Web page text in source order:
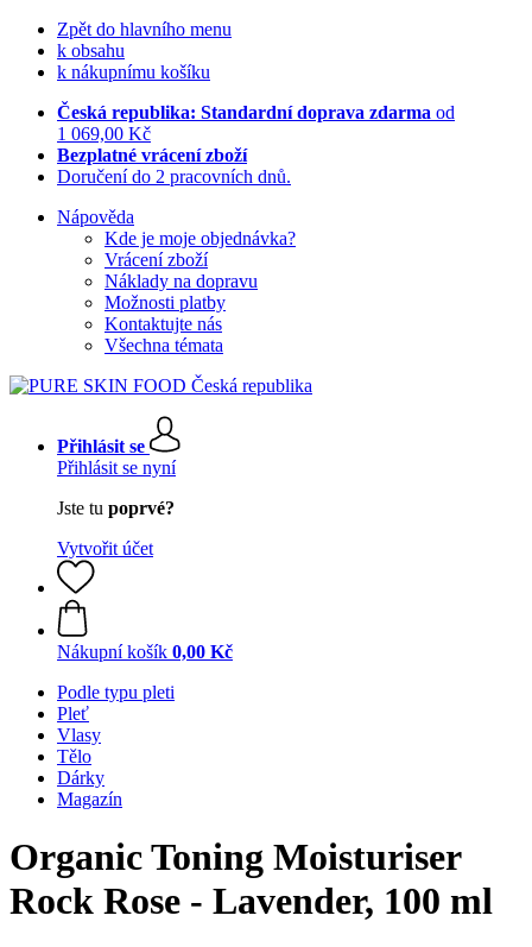
Zpět do hlavního menu
k obsahu
k nákupnímu košíku
Česká republika: Standardní doprava zdarma od
1 069,00 Kč
Bezplatné vrácení zboží
Doručení do 2 pracovních dnů.
Nápověda
Kde je moje objednávka?
Vrácení zboží
Náklady na dopravu
Možnosti platby
Kontaktujte nás
Všechna témata
Přihlásit se
Přihlásit se nyní
Jste tu poprvé?
Vytvořit účet
Nákupní košík 0,00 Kč
Podle typu pleti
Pleť
Vlasy
Tělo
Dárky
Magazín
Organic Toning Moisturiser
Rock Rose - Lavender, 100 ml